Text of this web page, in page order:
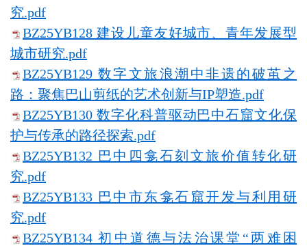
究.pdf
BZ25YB128 建设儿童友好城市、青年发展型
城市研究.pdf
BZ25YB129 数字文旅浪潮中非遗的破茧之
路：聚焦巴山剪纸的艺术创新与IP塑造.pdf
BZ25YB130 数字化科普驱动巴中石窟文化保
护与传承的路径探索.pdf
BZ25YB132 巴中四龛石刻文旅价值转化研
究.pdf
BZ25YB133 巴中市东龛石窟开发与利用研
究.pdf
BZ25YB134 初中道德与法治课堂“两难困